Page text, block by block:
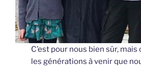
C’est pour nous bien sûr, mais
les générations à venir que